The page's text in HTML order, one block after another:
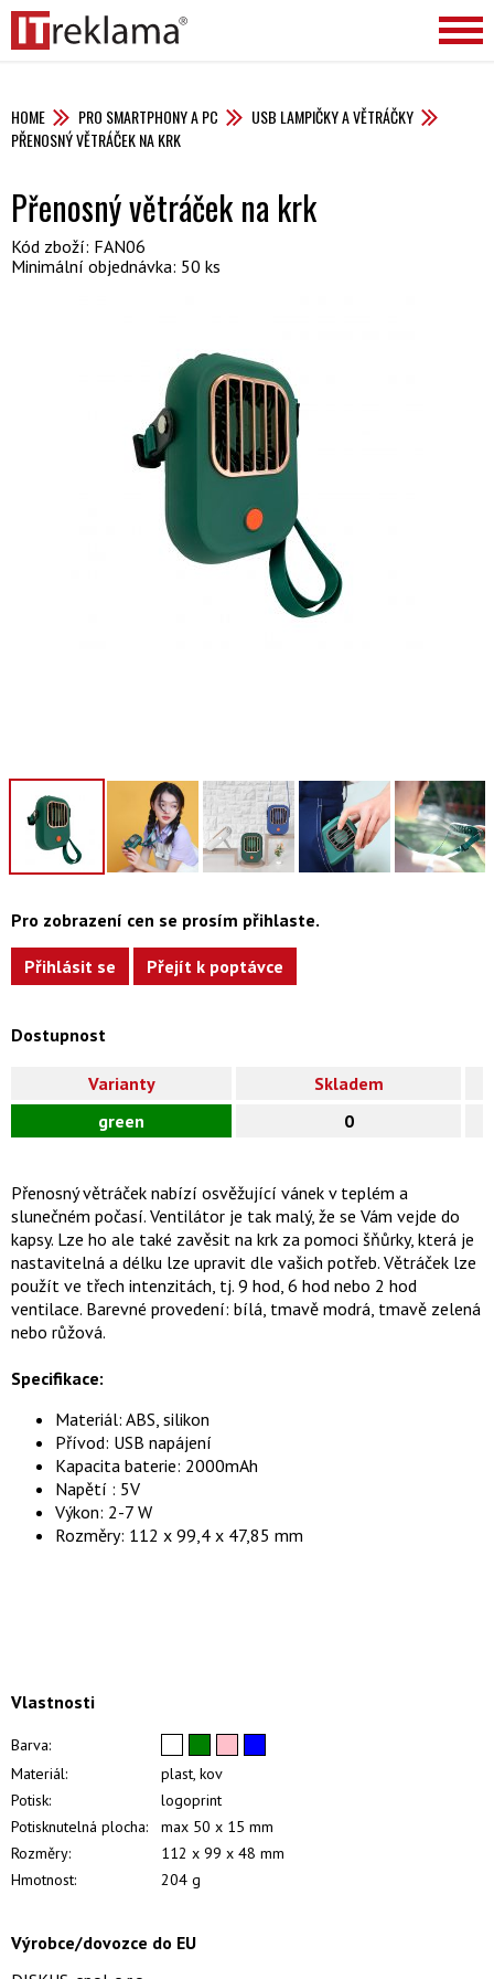
HOME PRO SMARTPHONY A PC
USB LAMPIČKY A VĚTRÁČKY
PŘENOSNÝ VĚTRÁČEK NA KRK
Přenosný větráček na krk
Kód zboží: FAN06
Minimální objednávka: 50 ks
Pro zobrazení cen se prosím přihlaste.
Přihlásit se Přejít k poptávce
Dostupnost
Varianty
Skladem
green
0
Přenosný větráček nabízí osvěžující vánek v teplém a
slunečném počasí. Ventilátor je tak malý, že se Vám vejde do
kapsy. Lze ho ale také zavěsit na krk za pomoci šňůrky, která je
nastavitelná a délku lze upravit dle vašich potřeb. Větráček lze
použít ve třech intenzitách, tj. 9 hod, 6 hod nebo 2 hod
ventilace. Barevné provedení: bílá, tmavě modrá, tmavě zelená
nebo růžová.
Specifikace:
Materiál: ABS, silikon
Přívod: USB napájení
Kapacita baterie: 2000mAh
Napětí : 5V
Výkon: 2-7 W
Rozměry: 112 x 99,4 x 47,85 mm
Vlastnosti
Barva:
Materiál:
plast, kov
Potisk:
logoprint
Potisknutelná plocha:
max 50 x 15 mm
Rozměry:
112 x 99 x 48 mm
Hmotnost:
204 g
Výrobce/dovozce do EU